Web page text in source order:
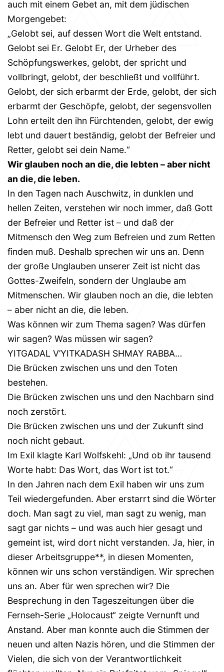
auch mit einem Gebet an, mit dem jüdischen
Morgengebet:
„Gelobt sei, auf dessen Wort die Welt entstand.
Gelobt sei Er. Gelobt Er, der Urheber des
Schöpfungswerkes, gelobt, der spricht und
vollbringt, gelobt, der beschließt und vollführt.
Gelobt, der sich erbarmt der Erde, gelobt, der sich
erbarmt der Geschöpfe, gelobt, der segensvollen
Lohn erteilt den ihn Fürchtenden, gelobt, der ewig
lebt und dauert beständig, gelobt der Befreier und
Retter, gelobt sei dein Name.“
Wir glauben noch an die, die lebten – aber nicht
an die, die leben.
In den Tagen nach Auschwitz, in dunklen und
hellen Zeiten, verstehen wir noch immer, daß Gott
der Befreier und Retter ist – und daß der
Mitmensch den Weg zum Befreien und zum Retten
finden muß. Deshalb sprechen wir uns an. Denn
der große Unglauben unserer Zeit ist nicht das
Gottes-Zweifeln, sondern der Unglaube am
Mitmenschen. Wir glauben noch an die, die lebten
– aber nicht an die, die leben.
Was können wir zum Thema sagen? Was dürfen
wir sagen? Was müssen wir sagen?
YITGADAL V’YITKADASH SHMAY RABBA…
Die Brücken zwischen uns und den Toten
bestehen.
Die Brücken zwischen uns und den Nachbarn sind
noch zerstört.
Die Brücken zwischen uns und der Zukunft sind
noch nicht gebaut.
Im Exil klagte Karl Wolfskehl: „Und ob ihr tausend
Worte habt: Das Wort, das Wort ist tot.“
In den Jahren nach dem Exil haben wir uns zum
Teil wiedergefunden. Aber erstarrt sind die Wörter
doch. Man sagt zu viel, man sagt zu wenig, man
sagt gar nichts – und was auch hier gesagt und
gemeint ist, wird dort nicht verstanden. Ja, hier, in
dieser Arbeitsgruppe**, in diesen Momenten,
können wir uns schon verständigen. Wir sprechen
uns an. Aber für wen sprechen wir? Die
Besprechung in den Tageszeitungen über die
Fernseh-Serie „Holocaust“ zeigte Vernunft und
Anstand. Aber man konnte auch die Stimmen der
neuen und alten Nazis hören, und die Stimmen der
Vielen, die sich von der Verantwortlichkeit